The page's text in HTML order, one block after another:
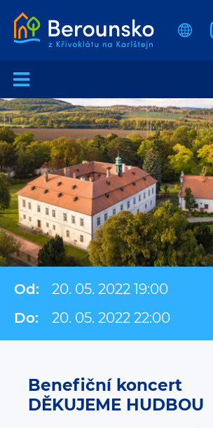
Od:
20. 05. 2022 19:00
Do:
20. 05. 2022 22:00
Benefiční koncert
DĚKUJEME HUDBOU